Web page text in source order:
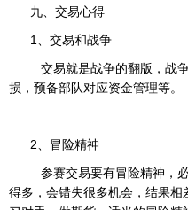
九、交易心得
1、交易和战争
交易就是战争的翻版，战
损，预备部队对应资金管理等。
2、冒险精神
参赛交易要有冒险精神，
得多，会错失很多机会，结果